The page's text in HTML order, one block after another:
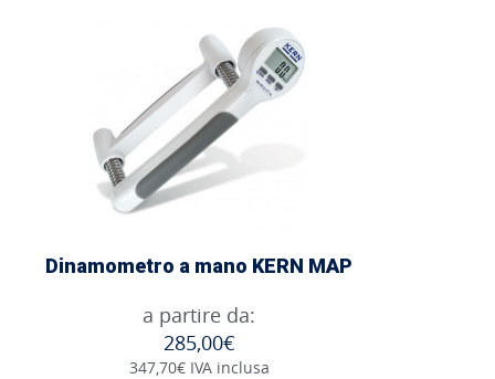
Dinamometro a mano KERN MAP
a partire da:
285,00€
347,70€ IVA inclusa